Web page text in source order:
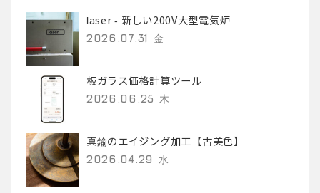
laser - 新しい200V大型電気炉
2026.07.31 金
板ガラス価格計算ツール
2026.06.25 木
真鍮のエイジング加工【古美色】
2026.04.29 水